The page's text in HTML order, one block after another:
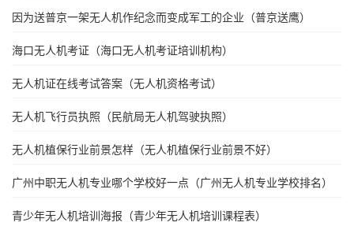
因为送普京一架无人机作纪念而变成军工的企业（普京送鹰）
海口无人机考证（海口无人机考证培训机构）
无人机证在线考试答案（无人机资格考试）
无人机飞行员执照（民航局无人机驾驶执照）
无人机植保行业前景怎样（无人机植保行业前景不好）
广州中职无人机专业哪个学校好一点（广州无人机专业学校排名）
青少年无人机培训海报（青少年无人机培训课程表）